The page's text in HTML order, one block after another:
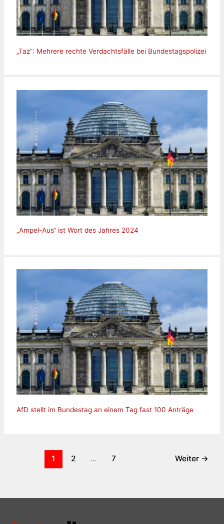
„Taz“: Mehrere rechte Verdachtsfälle bei Bundestagspolizei
„Ampel-Aus“ ist Wort des Jahres 2024
AfD stellt im Bundestag an einem Tag fast 100 Anträge
1 2 … 7 Weiter →